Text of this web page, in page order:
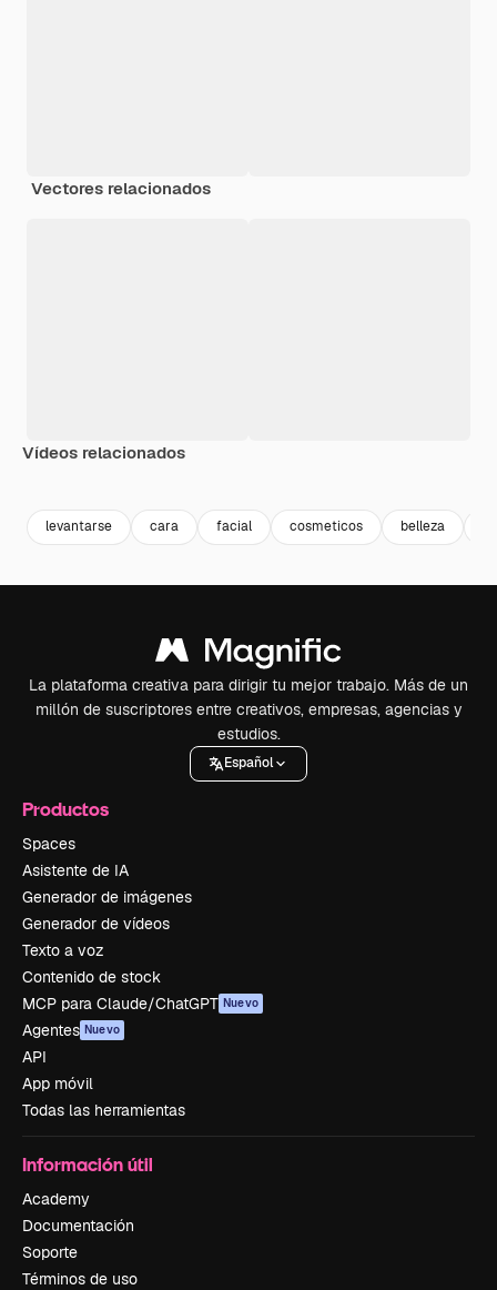
Vectores relacionados
Vídeos relacionados
levantarse cara facial cosmeticos belleza
La plataforma creativa para dirigir tu mejor trabajo. Más de un
millón de suscriptores entre creativos, empresas, agencias y
estudios.
Español
Productos
Spaces
Asistente de IA
Generador de imágenes
Generador de vídeos
Texto a voz
Contenido de stock
MCP para Claude/ChatGPT Nuevo
Agentes Nuevo
API
App móvil
Todas las herramientas
Información útil
Academy
Documentación
Soporte
Términos de uso